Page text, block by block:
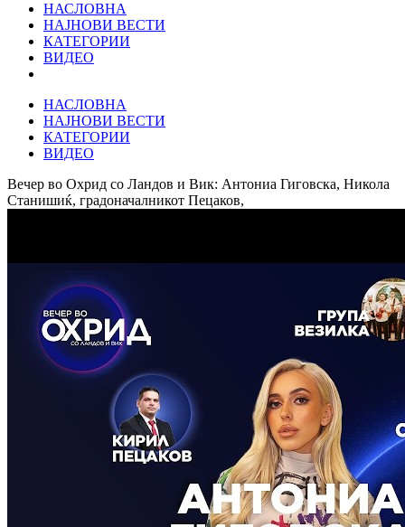
НАСЛОВНА
НАЈНОВИ ВЕСТИ
КАТЕГОРИИ
ВИДЕО
НАСЛОВНА
НАЈНОВИ ВЕСТИ
КАТЕГОРИИ
ВИДЕО
Вечер во Охрид со Ландов и Вик: Антониа Гиговска, Никола
Станишиќ, градоначалникот Пецаков,